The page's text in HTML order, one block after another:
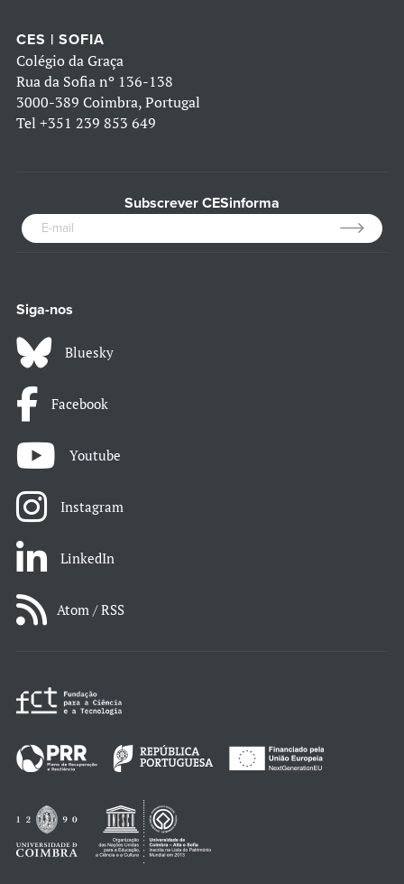
CES | SOFIA
Colégio da Graça
Rua da Sofia nº 136-138
3000-389 Coimbra, Portugal
Tel +351 239 853 649
Subscrever CESinforma
Siga-nos
Bluesky
Facebook
Youtube
Instagram
LinkedIn
Atom / RSS